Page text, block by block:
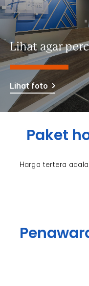
Lihat agar
Lihat foto
Paket
Harga tertera